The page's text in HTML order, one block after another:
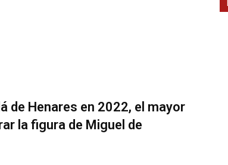
de Henares en 2022, el mayor
la figura de Miguel de